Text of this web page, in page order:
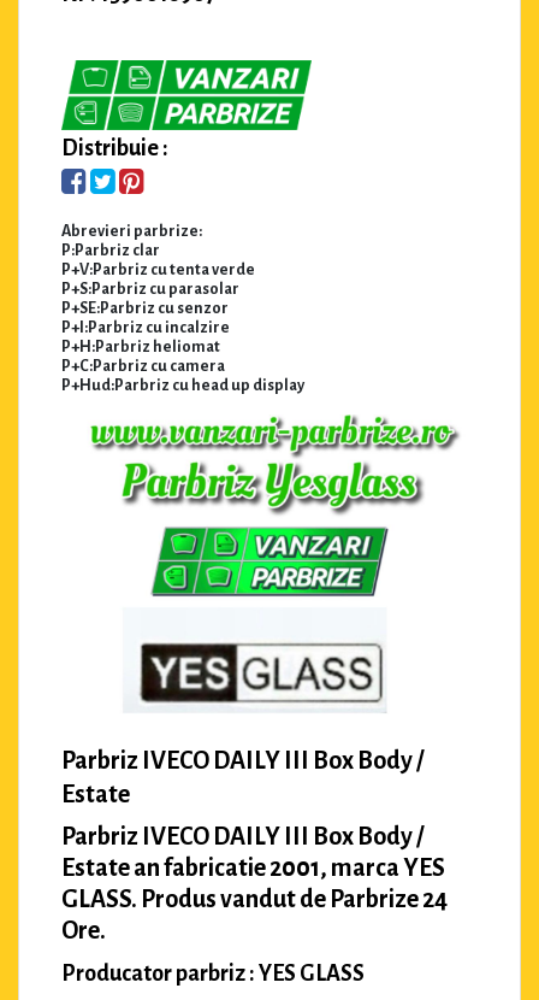
Distribuie :
Abrevieri parbrize:
P:Parbriz clar
P+V:Parbriz cu tenta verde
P+S:Parbriz cu parasolar
P+SE:Parbriz cu senzor
P+I:Parbriz cu incalzire
P+H:Parbriz heliomat
P+C:Parbriz cu camera
P+Hud:Parbriz cu head up display
Parbriz IVECO DAILY III Box Body /
Estate
Parbriz IVECO DAILY III Box Body /
Estate an fabricatie 2001, marca YES
GLASS. Produs vandut de Parbrize 24
Ore.
Producator parbriz : YES GLASS